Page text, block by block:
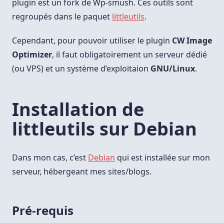
plugin est un fork de Wp-smush. Ces outils sont
regroupés dans le paquet littleutils.
Cependant, pour pouvoir utiliser le plugin CW Image
Optimizer, il faut obligatoirement un serveur dédié
(ou VPS) et un système d’exploitaion GNU/Linux.
Installation de
littleutils sur Debian
Dans mon cas, c’est Debian qui est installée sur mon
serveur, hébergeant mes sites/blogs.
Pré-requis